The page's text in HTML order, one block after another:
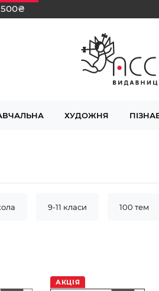
500₴
ХУДОЖНЯ
9-11 класи 100 тем
АКЦІЯ